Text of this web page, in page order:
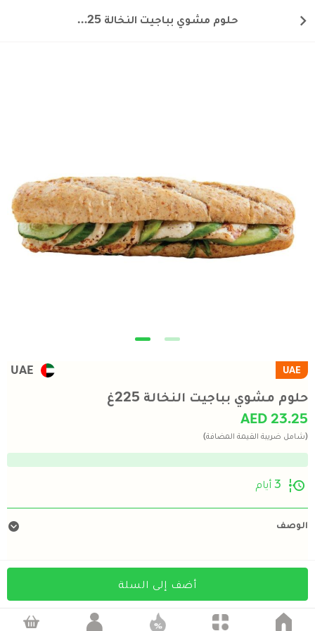
حلوم مشوي بباجيت النخالة 225غ
UAE
UAE
حلوم مشوي بباجيت النخالة 225غ
AED 23.25
(شامل ضريبة القيمة المضافة)
3 أيام
الوصف
أضف إلى السلة